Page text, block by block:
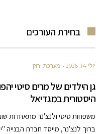
בחירת העורכים
יולי 14, 2026 מערכת ירוק
גן הילדים של מרים סיטי
היסטורית במגדיאל
משפחות סיטי ולנצ'נר מתאחדות
ברוך לנצ'נר, מייסד חברת הבנייה